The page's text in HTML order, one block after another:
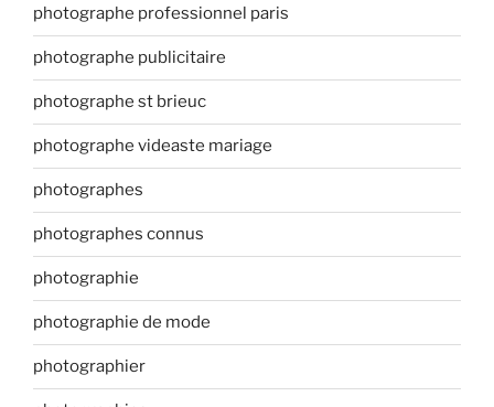
photographe professionnel paris
photographe publicitaire
photographe st brieuc
photographe videaste mariage
photographes
photographes connus
photographie
photographie de mode
photographier